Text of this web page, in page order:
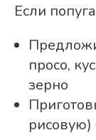
Если
просо,
зерно
рисовую)